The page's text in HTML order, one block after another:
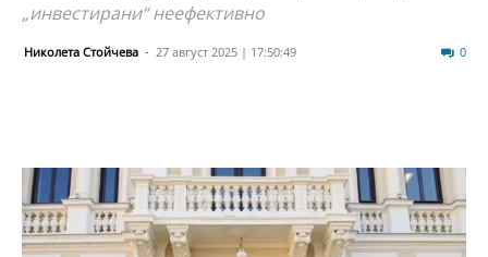
„инвестирани“ неефективно
Николета Стойчева - 27 август 2025 | 17:50:49 0